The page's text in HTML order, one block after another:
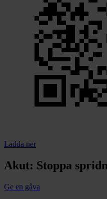
Ladda ner
Akut: Stoppa
Ge en gåva